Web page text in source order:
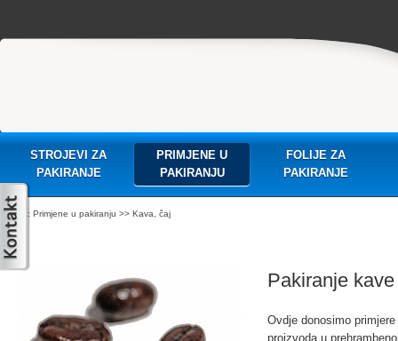
STROJEVI ZA
PAKIRANJE
PRIMJENE U
PAKIRANJU
FOLIJE ZA
PAKIRANJE
: Primjene u pakiranju >> Kava, čaj
Pakiranje kave
Ovdje donosimo
proizvoda u